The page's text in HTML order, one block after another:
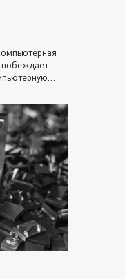
побеждает